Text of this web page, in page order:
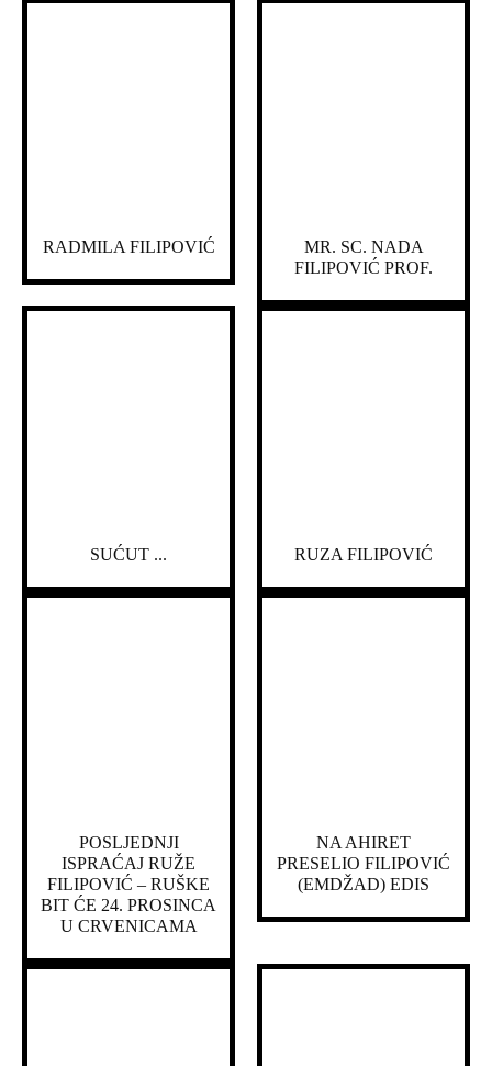
RADMILA FILIPOVIĆ
MR. SC. NADA
FILIPOVIĆ PROF.
SUĆUT ... RUZA FILIPOVIĆ
POSLJEDNJI
ISPRAĆAJ RUŽE
FILIPOVIĆ – RUŠKE
BIT ĆE 24. PROSINCA
U CRVENICAMA
NA AHIRET
PRESELIO FILIPOVIĆ
(EMDŽAD) EDIS